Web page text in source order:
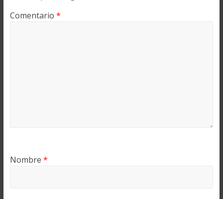
Comentario *
Nombre *